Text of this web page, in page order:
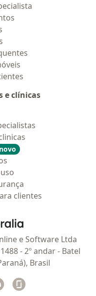
e clínicas
novo
clientes
- Homepage
e Software Ltda
- 2º andar - Batel
Brasil
separador
num novo separador
Linkedin
abre num novo